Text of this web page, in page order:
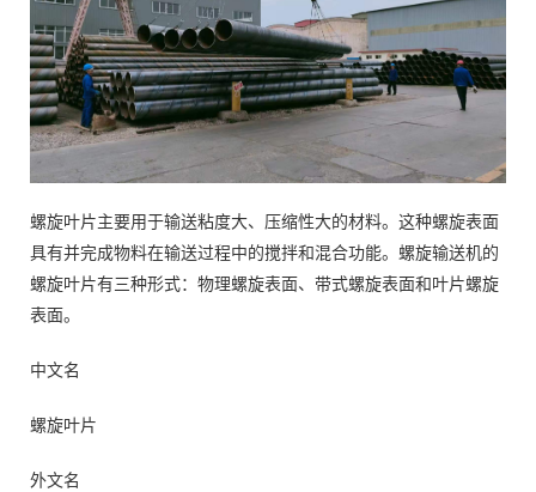
螺旋叶片主要用于输送粘度大、压缩性大的材料。这种螺旋表面
具有并完成物料在输送过程中的搅拌和混合功能。螺旋输送机的
螺旋叶片有三种形式：物理螺旋表面、带式螺旋表面和叶片螺旋
表面。
中文名
螺旋叶片
外文名